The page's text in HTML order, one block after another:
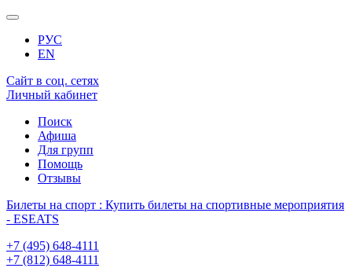
РУС
EN
Сайт в соц. сетях
Личный кабинет
Поиск
Афиша
Для групп
Помощь
Отзывы
Билеты на спорт : Купить билеты на спортивные мероприятия
- ESEATS
+7 (495) 648-4111
+7 (812) 648-4111